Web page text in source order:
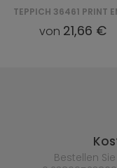
von 21,66 €
Bestellen